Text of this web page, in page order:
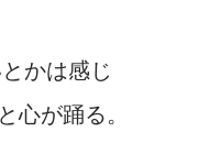
かは感じ
心が踊る。